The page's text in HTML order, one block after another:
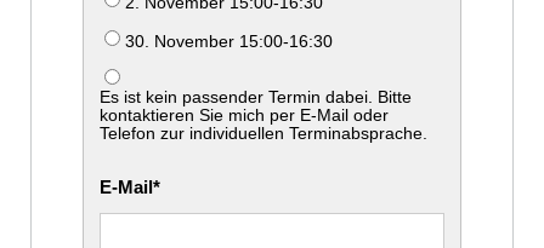
30. November 15:00-16:30
Es ist kein passender Termin dabei. Bitte
kontaktieren Sie mich per E-Mail oder
Telefon zur individuellen Terminabsprache.
E-Mail